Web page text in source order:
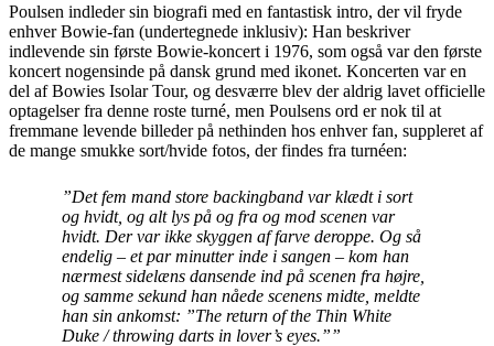
Poulsen indleder sin biografi med en fantastisk intro, der vil fryde
enhver Bowie-fan (undertegnede inklusiv): Han beskriver
indlevende sin første Bowie-koncert i 1976, som også var den første
koncert nogensinde på dansk grund med ikonet. Koncerten var en
del af Bowies Isolar Tour, og desværre blev der aldrig lavet officielle
optagelser fra denne roste turné, men Poulsens ord er nok til at
fremmane levende billeder på nethinden hos enhver fan, suppleret af
de mange smukke sort/hvide fotos, der findes fra turnéen:
”Det fem mand store backingband var klædt i sort
og hvidt, og alt lys på og fra og mod scenen var
hvidt. Der var ikke skyggen af farve deroppe. Og så
endelig – et par minutter inde i sangen – kom han
nærmest sidelæns dansende ind på scenen fra højre,
og samme sekund han nåede scenens midte, meldte
han sin ankomst: ”The return of the Thin White
Duke / throwing darts in lover’s eyes.””